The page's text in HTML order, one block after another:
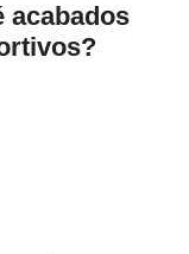
acabados